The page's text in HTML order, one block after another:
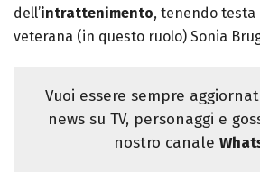
dell’intrattenimento, tenendo testa
veterana (in questo ruolo) Sonia
Vuoi essere sempre
news su TV, personaggi e
nostro canale